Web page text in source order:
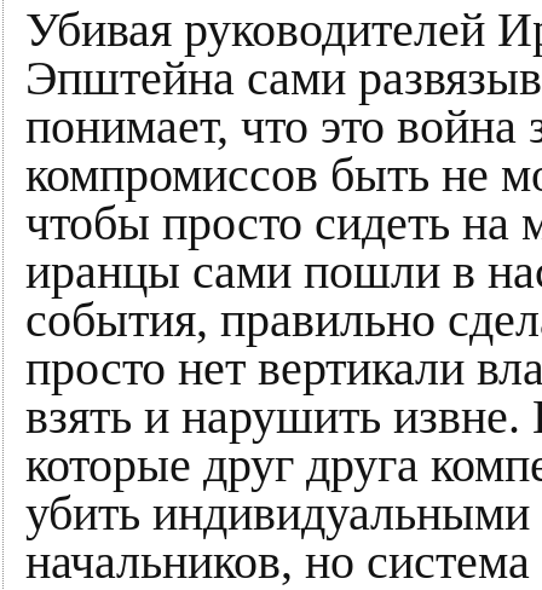
Убивая руководителей
Эпштейна сами
понимает, что это
компромиссов быть не
чтобы просто сидеть на
иранцы сами пошли в
события, правильно
просто нет вертикали
взять и нарушить извне.
которые друг друга
убить
начальников, но система